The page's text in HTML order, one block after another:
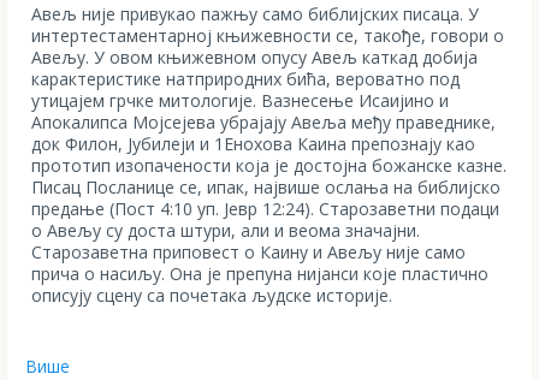
Авељ није привукао пажњу само библијских писаца. У
интертестаментарној књижевности се, такође, говори о
Авељу. У овом књижевном опусу Авељ каткад добија
карактеристике натприродних бића, вероватно под
утицајем грчке митологије. Вазнесење Исаијино и
Апокалипса Мојсејева убрајају Авеља међу праведнике,
док Филон, Јубилеји и 1Енохова Каина препознају као
прототип изопачености која је достојна божанске казне.
Писац Посланице се, ипак, највише ослања на библијско
предање (Пост 4:10 уп. Јевр 12:24). Старозаветни подаци
о Авељу су доста штури, али и веома значајни.
Старозаветна приповест о Каину и Авељу није само
прича о насиљу. Она је препуна нијанси које пластично
описују сцену са почетака људске историје.
Више